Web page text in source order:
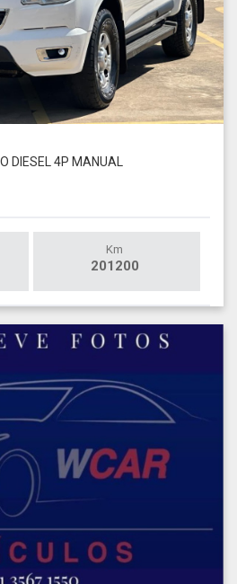
DIESEL 4P MANUAL
Km
201200